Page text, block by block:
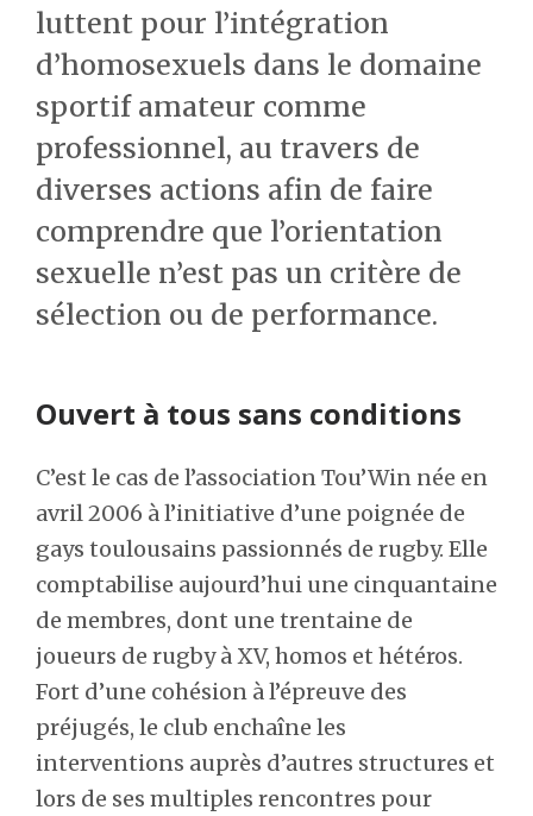
luttent pour l’intégration
d’homosexuels dans le domaine
sportif amateur comme
professionnel, au travers de
diverses actions afin de faire
comprendre que l’orientation
sexuelle n’est pas un critère de
sélection ou de performance.
Ouvert à tous sans conditions
C’est le cas de l’association Tou’Win née en
avril 2006 à l’initiative d’une poignée de
gays toulousains passionnés de rugby. Elle
comptabilise aujourd’hui une cinquantaine
de membres, dont une trentaine de
joueurs de rugby à XV, homos et hétéros.
Fort d’une cohésion à l’épreuve des
préjugés, le club enchaîne les
interventions auprès d’autres structures et
lors de ses multiples rencontres pour